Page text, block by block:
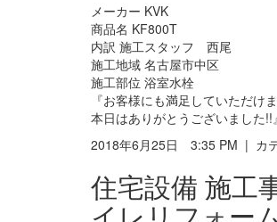
メーカー KVK
商品名 KF800T
内訳 施工スタッフ 西尾
施工地域 名古屋市中区
施工部位 浴室水栓
『お客様にも満足していただけ
本日はありがとうございました
2018年6月25日 3:35 PM | カテ
住宅設備 施工